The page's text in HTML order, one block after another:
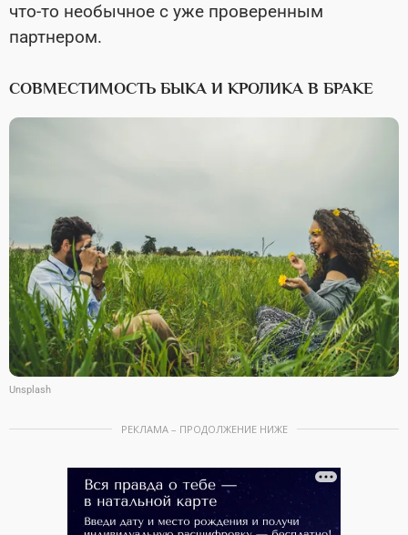
что-то необычное с уже проверенным
партнером.
СОВМЕСТИМОСТЬ БЫКА И КРОЛИКА В БРАКЕ
Unsplash
РЕКЛАМА – ПРОДОЛЖЕНИЕ НИЖЕ